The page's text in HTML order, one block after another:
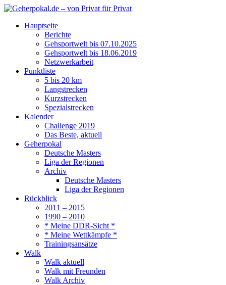
Hauptseite
Berichte
Gehsportwelt bis 07.10.2025
Gehsportwelt bis 18.06.2019
Netzwerkarbeit
Punktliste
5 bis 20 km
Langstrecken
Kurzstrecken
Spezialstrecken
Kalender
Challenge 2019
Das Beste, aktuell
Geherpokal
Deutsche Masters
Liga der Regionen
Archiv
Deutsche Masters
Liga der Regionen
Rückblick
2011 – 2015
1990 – 2010
* Meine DDR-Sicht *
* Meine Wettkämpfe *
Trainingsansätze
Walk
Walk aktuell
Walk mit Freunden
Walk Archiv